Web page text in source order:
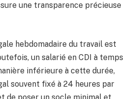
une transparence précieuse
hebdomadaire du travail est
un salarié en CDI à temps
inférieure à cette durée,
souvent fixé à 24 heures par
de poser un socle minimal et